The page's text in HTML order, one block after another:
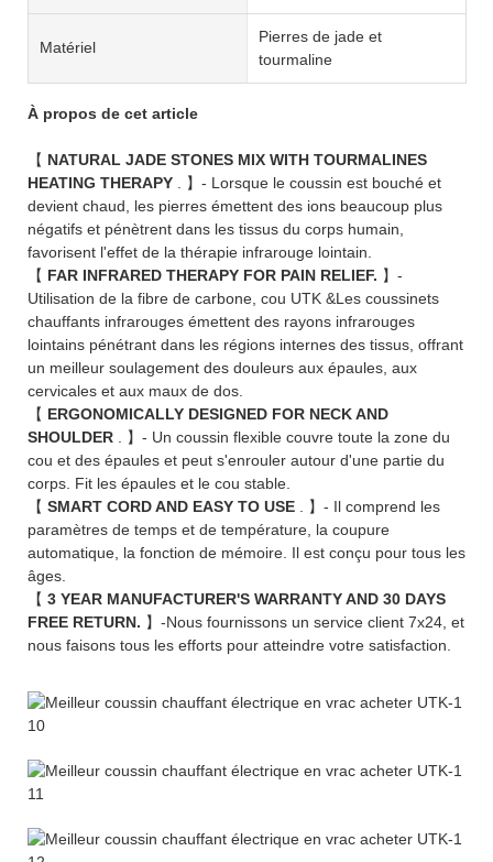
Matériel
Pierres de jade et
tourmaline
À propos de cet article
【 NATURAL JADE STONES MIX WITH TOURMALINES
HEATING THERAPY
. 】- Lorsque le coussin est bouché et
devient chaud, les pierres émettent des ions beaucoup plus
négatifs et pénètrent dans les tissus du corps humain,
favorisent l'effet de la thérapie infrarouge lointain.
【 FAR INFRARED THERAPY FOR PAIN RELIEF. 】-
Utilisation de la fibre de carbone, cou UTK &Les coussinets
chauffants infrarouges émettent des rayons infrarouges
lointains pénétrant dans les régions internes des tissus, offrant
un meilleur soulagement des douleurs aux épaules, aux
cervicales et aux maux de dos.
【 ERGONOMICALLY DESIGNED FOR NECK AND
SHOULDER
. 】- Un coussin flexible couvre toute la zone du
cou et des épaules et peut s'enrouler autour d'une partie du
corps. Fit les épaules et le cou stable.
【 SMART CORD AND EASY TO USE
. 】- Il comprend les
paramètres de temps et de température, la coupure
automatique, la fonction de mémoire. Il est conçu pour tous les
âges.
【 3 YEAR MANUFACTURER'S WARRANTY AND 30 DAYS
FREE RETURN. 】-Nous fournissons un service client 7x24, et
nous faisons tous les efforts pour atteindre votre satisfaction.